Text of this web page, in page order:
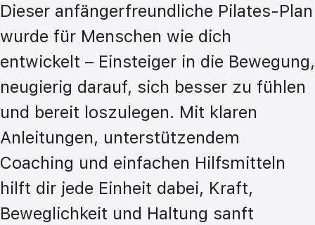
Dieser anfängerfreundliche Pilates-Plan
wurde für Menschen wie dich
entwickelt – Einsteiger in die Bewegung,
neugierig darauf, sich besser zu fühlen
und bereit loszulegen. Mit klaren
Anleitungen, unterstützendem
Coaching und einfachen Hilfsmitteln
hilft dir jede Einheit dabei, Kraft,
Beweglichkeit und Haltung sanft